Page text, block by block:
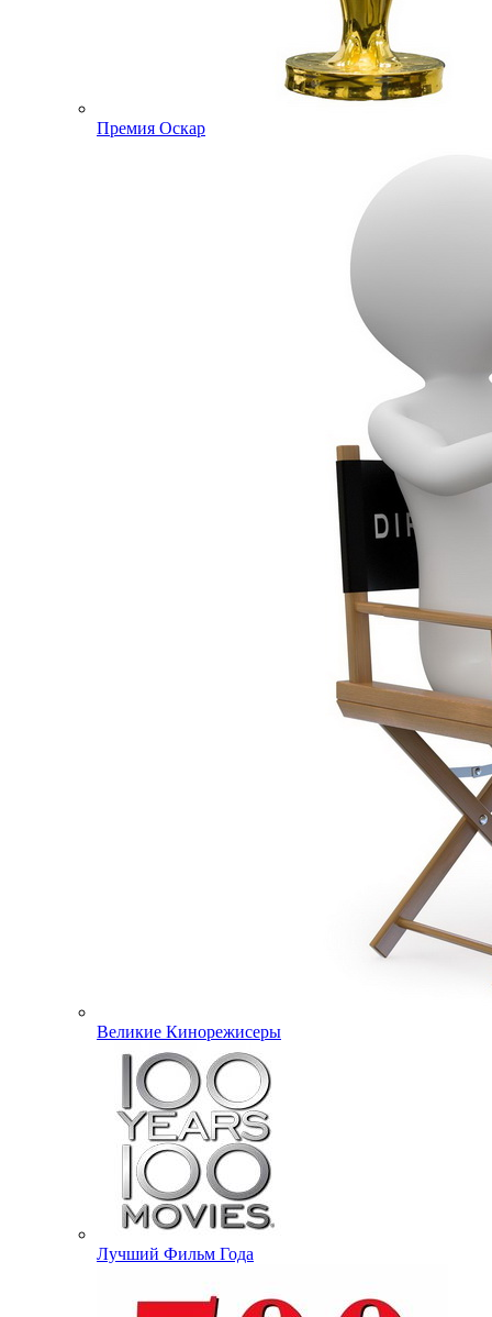
Премия Оскар
Великие Кинорежисеры
Лучший Фильм Года